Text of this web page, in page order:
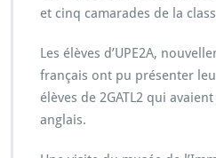
et cinq camarades de la
Les élèves d’UPE2A,
français ont pu présenter
élèves de 2GATL2 qui
anglais.